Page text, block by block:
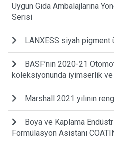
Uygun Gıda Ambalajlarına
Serisi
LANXESS siyah pigment
BASF’nin 2020-21
koleksiyonunda iyimserlik ve
Marshall 2021 yılının
Boya ve Kaplama
Formülasyon Asistanı